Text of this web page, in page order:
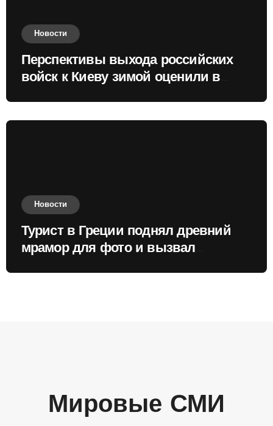
Новости
Перспективы выхода российских
войск к Киеву зимой оценили в
Новости
Турист в Греции поднял древний
мрамор для фото и вызвал
Мировые СМИ